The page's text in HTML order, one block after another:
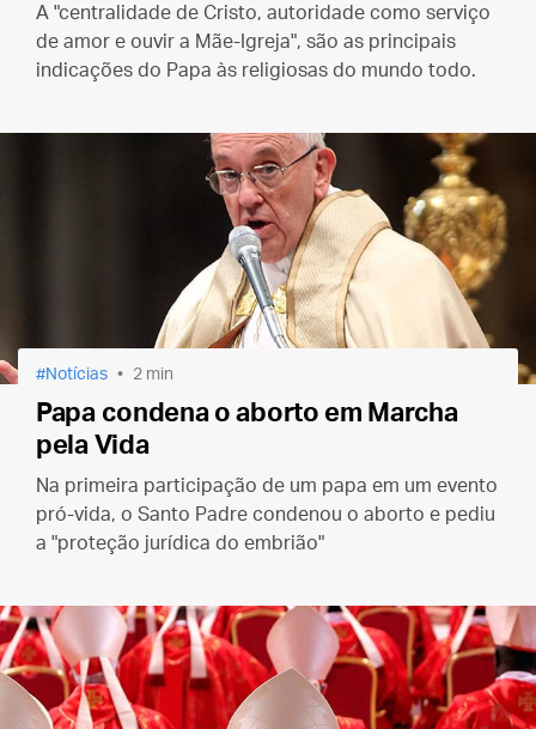
A "centralidade de Cristo, autoridade como serviço
de amor e ouvir a Mãe-Igreja", são as principais
indicações do Papa às religiosas do mundo todo.
Notícias 2 min
Papa condena o aborto em Marcha
pela Vida
Na primeira participação de um papa em um evento
pró-vida, o Santo Padre condenou o aborto e pediu
a "proteção jurídica do embrião"